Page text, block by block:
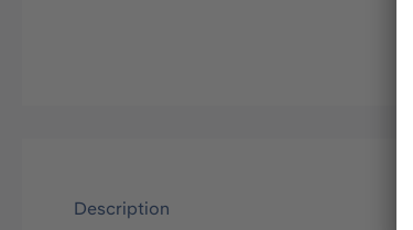
Description